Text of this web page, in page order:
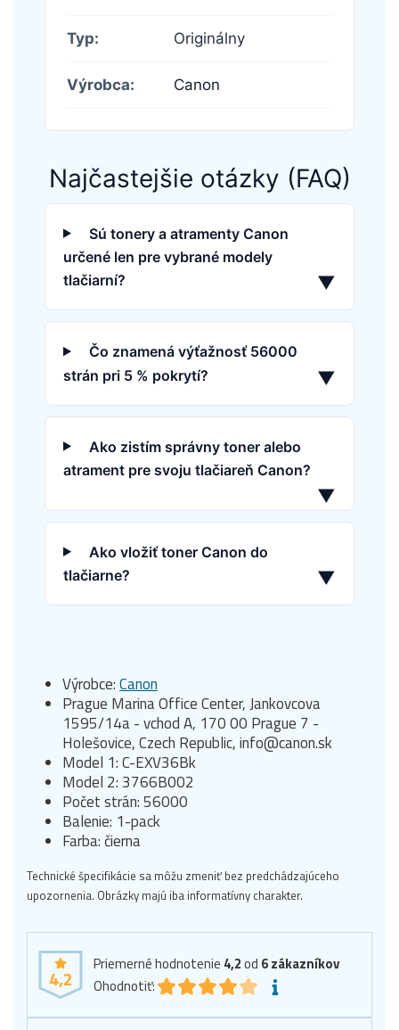
Typ: Originálny
Výrobca: Canon
Najčastejšie otázky (FAQ)
Sú tonery a atramenty Canon
určené len pre vybrané modely
tlačiarní?
▼
Čo znamená výťažnosť 56000
strán pri 5 % pokrytí?
▼
Ako zistím správny toner alebo
atrament pre svoju tlačiareň Canon?
▼
Ako vložiť toner Canon do
tlačiarne?
▼
Výrobce:Canon
Prague Marina Office Center, Jankovcova
1595/14a - vchod A, 170 00 Prague 7 -
Holešovice, Czech Republic, info@canon.sk
Model 1: C-EXV36Bk
Model 2: 3766B002
Počet strán: 56000
Balenie: 1-pack
Farba: čierna
Technické špecifikácie sa môžu zmeniť bez predchádzajúceho
upozornenia. Obrázky majú iba informatívny charakter.
4,2
Priemerné hodnotenie 4,2od 6zákazníkov
Ohodnotiť: